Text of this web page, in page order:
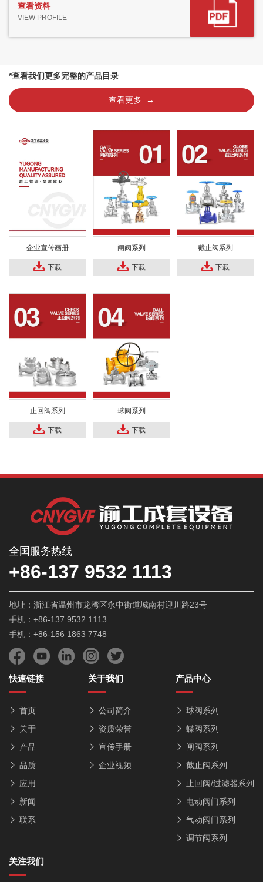
查看资料
VIEW PROFILE
*查看我们更多完整的产品目录
查看更多 →
企业宣传画册
下载
闸阀系列
下载
截止阀系列
下载
止回阀系列
下载
球阀系列
下载
全国服务热线
+86-137 9532 1113
地址：浙江省温州市龙湾区永中街道城南村迎川路23号
手机：+86-137 9532 1113
手机：+86-156 1863 7748
快速链接
首页
关于
产品
品质
应用
新闻
联系
关于我们
公司简介
资质荣誉
宣传手册
企业视频
产品中心
球阀系列
蝶阀系列
闸阀系列
截止阀系列
止回阀/过滤器系列
电动阀门系列
气动阀门系列
调节阀系列
关注我们